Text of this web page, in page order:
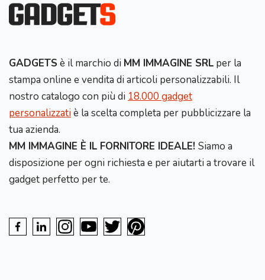
GADGETS è il marchio di MM IMMAGINE SRL per la
stampa online e vendita di articoli personalizzabili. Il
nostro catalogo con più di 18.000 gadget
personalizzatiè la scelta completa per pubblicizzare la
tua azienda.
MM IMMAGINE È IL FORNITORE IDEALE! Siamo a
disposizione per ogni richiesta e per aiutarti a trovare il
gadget perfetto per te.